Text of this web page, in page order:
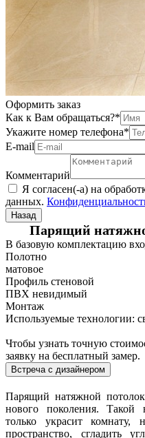
Оформить заказ
Как к Вам обращаться?*
Укажите номер телефона*
Е-mail
Комментарий
Я согласен(-а) на
данных.
Назад
Парящий
В базовую комплектацию
Полотно
матовое
Профиль стеновой
ПВХ невидимый
Монтаж
Используемые технологии:
Чтобы узнать точную
заявку на бесплатный замер.
Встреча с дизайнером
Парящий натяжной
нового поколения. Такой
только украсит комнату,
пространство, сгладить